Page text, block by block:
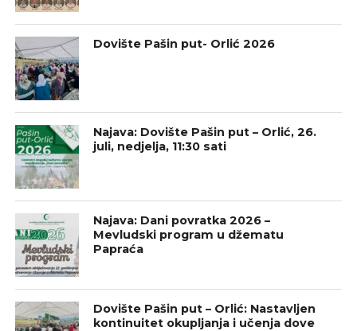
Dovište Pašin put- Orlić 2026
Najava: Dovište Pašin put – Orlić, 26.
juli, nedjelja, 11:30 sati
Najava: Dani povratka 2026 –
Mevludski program u džematu
Papraća
Dovište Pašin put – Orlić: Nastavljen
kontinuitet okupljanja i učenja dove